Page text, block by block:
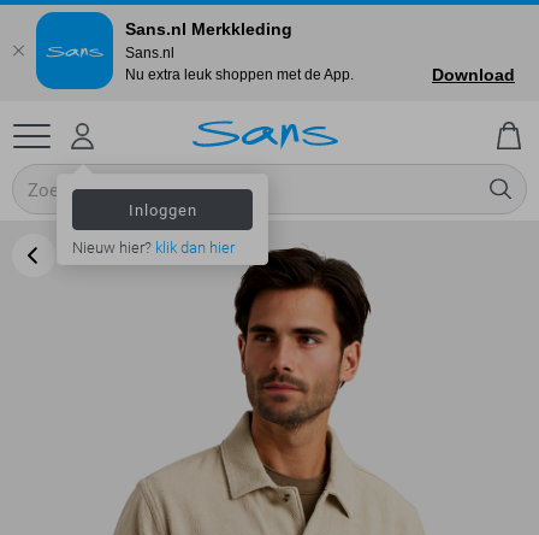
Inloggen
Nieuw hier? klik dan hier
Sans.nl Merkkleding
Sans.nl
Nu extra leuk shoppen met de App.
Download